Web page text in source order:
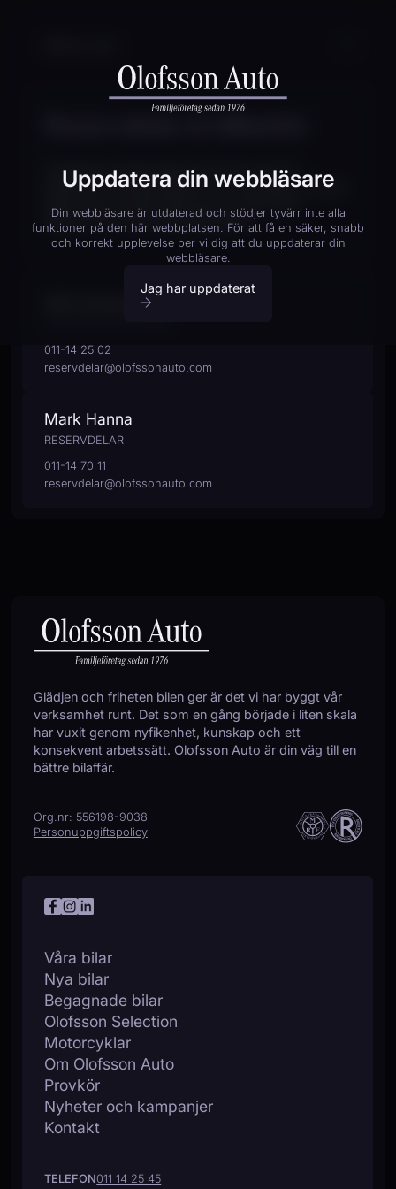
Uppdatera din webbläsare
Din webbläsare är utdaterad och stödjer tyvärr inte alla
funktioner på den här webbplatsen. För att få en säker, snabb
och korrekt upplevelse ber vi dig att du uppdaterar din
webbläsare.
Jag har uppdaterat
Funderar du på att göra din bil mer unik? Vi
erbjuder en mängd tillbehör och lösningar som gör
bilen precis så personlig som du vill ha den.
Välkommen till vår reservdelsbutik!
011-14 25 02
reservdelar@olofssonauto.com
Mark Hanna
RESERVDELAR
011-14 70 11
reservdelar@olofssonauto.com
Glädjen och friheten bilen ger är det vi har byggt vår
verksamhet runt. Det som en gång började i liten skala
har vuxit genom nyfikenhet, kunskap och ett
konsekvent arbetssätt. Olofsson Auto är din väg till en
bättre bilaffär.
Org.nr: 556198-9038
Personuppgiftspolicy
Våra bilar
Nya bilar
Begagnade bilar
Olofsson Selection
Motorcyklar
Om Olofsson Auto
Provkör
Nyheter och kampanjer
Kontakt
TELEFON011 14 25 45